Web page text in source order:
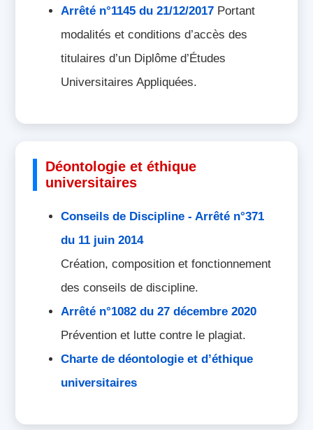
Arrêté n°1145 du 21/12/2017 Portant
modalités et conditions d’accès des
titulaires d’un Diplôme d’Études
Universitaires Appliquées.
Déontologie et éthique
universitaires
Conseils de Discipline - Arrêté n°371
du 11 juin 2014
Création, composition et fonctionnement
des conseils de discipline.
Arrêté n°1082 du 27 décembre 2020
Prévention et lutte contre le plagiat.
Charte de déontologie et d’éthique
universitaires